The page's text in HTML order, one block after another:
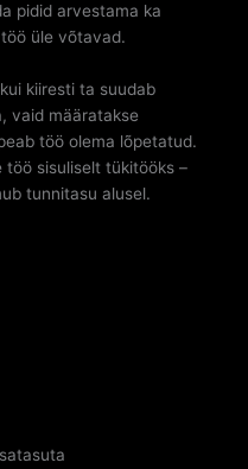
pidid arvestama ka
üle võtavad.
kiiresti ta suudab
vaid määratakse
töö olema lõpetatud.
töö sisuliselt tükitööks –
tunnitasu alusel.